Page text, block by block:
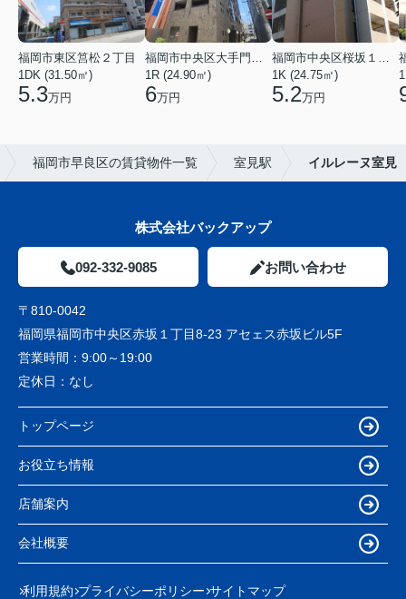
福岡市東区筥松２丁目
1DK (31.50㎡)
5.3万円
1R (24.90㎡)
6万円
1K (24.75㎡)
5.2万円
福岡市早良区の賃貸物件一覧 室見駅 イルレーヌ室見
株式会社バックアップ
092-332-9085 お問い合わせ
〒810-0042
福岡県福岡市中央区赤坂１丁目8-23 アセェス赤坂ビル5F
営業時間： 9:00～19:00
定休日： なし
トップページ
お役立ち情報
店舗案内
会社概要
利用規約 プライバシーポリシー サイトマップ